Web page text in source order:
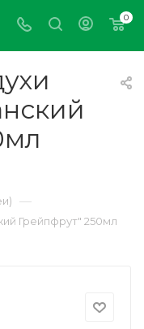
0
—
Грейпфрут" 250мл